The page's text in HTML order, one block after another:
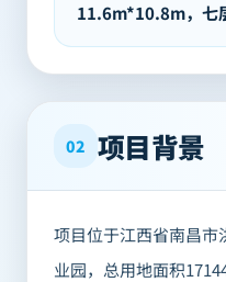
11.6m*10.8m，七
02 项目背景
项目位于江西省南昌市
业园，总用地面积